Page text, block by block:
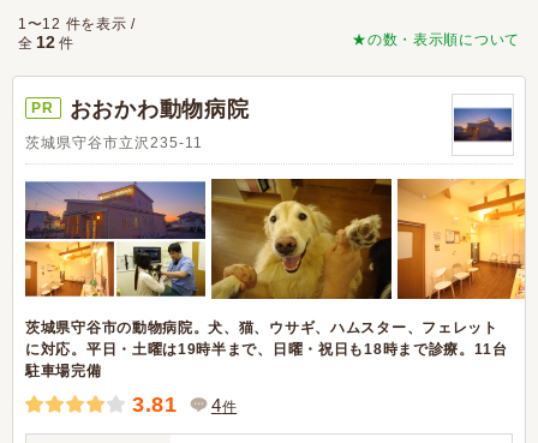
★の数・表示順について
1〜12 件を表示 /
全 12 件
PR おおかわ動物病院
茨城県守谷市立沢235-11
茨城県守谷市の動物病院。犬、猫、ウサギ、ハムスター、フェレット
に対応。平日・土曜は19時半まで、日曜・祝日も18時まで診療。11台
駐車場完備
3.81 4件